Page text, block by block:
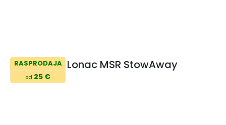
RASPRODAJA
od 25 €
Lonac MSR StowAway